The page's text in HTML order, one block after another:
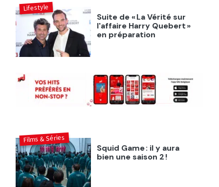
Suite de « La Vérité sur
l'affaire Harry Quebert »
en préparation
Lifestyle
Squid Game : il y aura
bien une saison 2 !
Films & Séries